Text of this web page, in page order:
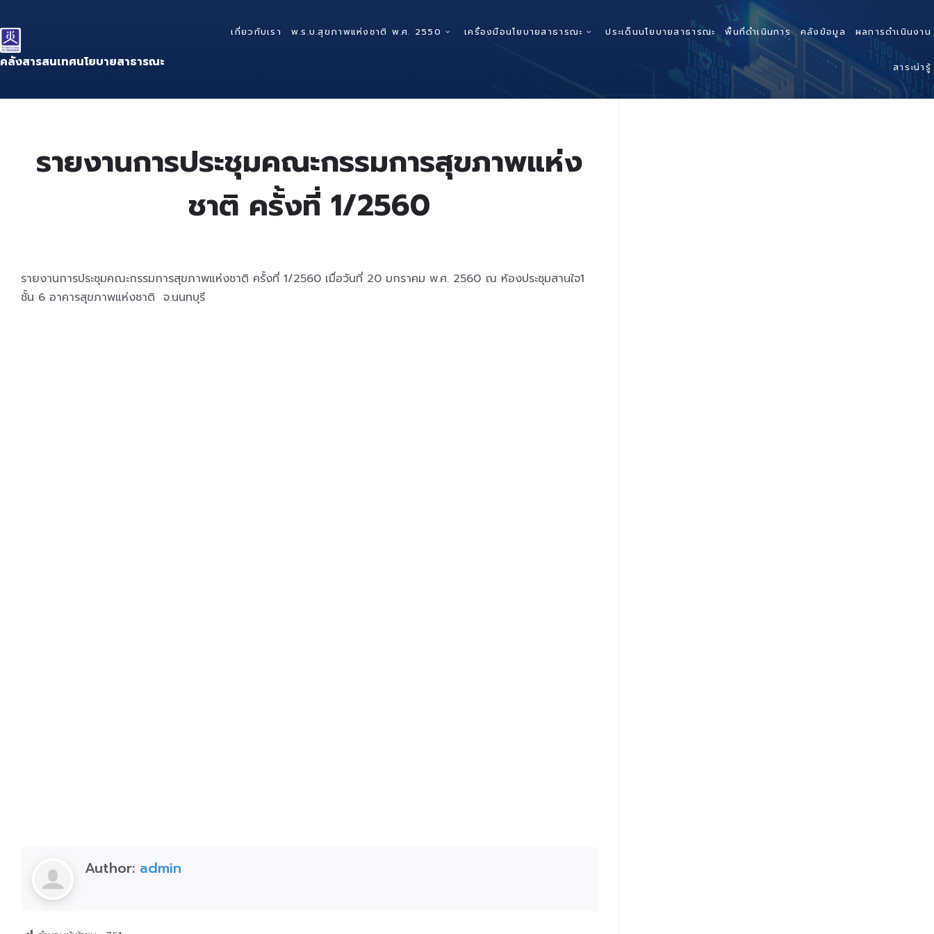
to
content
to
main
navigation
to
footer
คลังสารสนเทศนโยบายสาธารณะ
เกี่ยวกับเรา พ.ร.บ.สุขภาพแห่งชาติ พ.ศ. 2550 เครื่องมือนโยบายสาธารณะ ประเด็นนโยบายสาธารณะ พื้นที่ดำเนินการ คลังข้อมูล ผลการดำเนินงาน
สาระน่ารู้
รายงานการประชุมคณะกรรมการสุขภาพแห่ง
ชาติ ครั้งที่ 1/2560
รายงานการประชุมคณะกรรมการสุขภาพแห่งชาติ ครั้งที่ 1/2560 เมื่อวันที่ 20 มกราคม พ.ศ. 2560 ณ ห้องประชุมสานใจ1
ชั้น 6 อาคารสุขภาพแห่งชาติ จ.นนทบุรี
Author: admin